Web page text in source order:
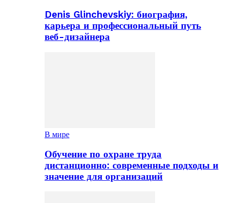
Denis Glinchevskiy: биография,
карьера и профессиональный путь
веб-дизайнера
В мире
Обучение по охране труда
дистанционно: современные подходы и
значение для организаций